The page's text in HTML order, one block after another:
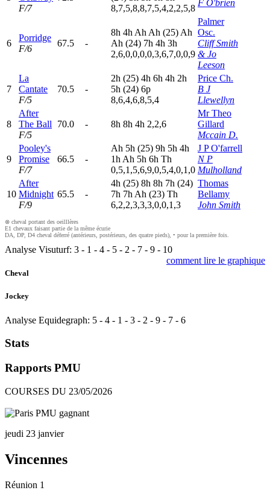
F/7
8,7,5,8,8,7,5,4,2,2,5,8
F O'brien
6
Porridge
F/6
67.5 -
8h 4h Ah Ah (25) Ah
Ah (24) 7h 4h 3h
2,6,0,0,0,0,3,6,7,0,0,9
Palmer
Osc.
Cliff Smith
& Jo
Leeson
7
La
Cantate
F/5
70.5 -
2h (25) 4h 6h 4h 2h
5h (24) 6p
8,6,4,6,8,5,4
Price Ch.
B J
Llewellyn
8
After
The Ball
F/5
70.0 - 8h 8h 4h 2,2,6
Mr Theo
Gillard
Mccain D.
9
Pooley's
Promise
F/7
66.5 -
Ah 5h (25) 9h 5h 4h
1h Ah 5h 6h Th
0,5,1,5,6,9,0,5,4,0,1,0
J P O'farrell
N P
Mulholland
10
After
Midnight
F/9
65.5 -
4h (25) 8h 8h 7h (24)
7h 7h Ah (23) Th
6,2,2,3,3,3,0,0,1,3
Thomas
Bellamy
John Smith
⊗ cheval portant des oeilllères
E1 chevaux faisant partie de la même écurie
DA, DP, D4 cheval déferré (antérieurs, postérieurs, des quatre pieds), • pour la première fois.
Analyse Visuturf: 3 - 1 - 4 - 5 - 2 - 7 - 9 - 10
comment lire le graphique
Cheval
Jockey
Analyse Equidegraph: 5 - 4 - 1 - 3 - 2 - 9 - 7 - 6
Stats
Rapports PMU
COURSES DU 23/05/2026
jeudi 23 janvier
Vincennes
Réunion 1